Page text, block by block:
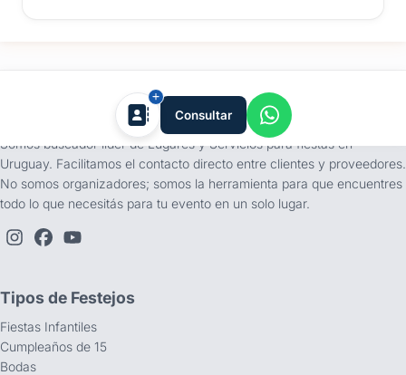
Consultar
tufiesta.com.uy
Somos buscador líder de Lugares y Servicios para fiestas en
Uruguay. Facilitamos el contacto directo entre clientes y proveedores.
No somos organizadores; somos la herramienta para que encuentres
todo lo que necesitás para tu evento en un solo lugar.
Tipos de Festejos
Fiestas Infantiles
Cumpleaños de 15
Bodas